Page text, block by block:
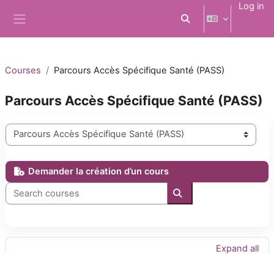
Toggle search input
Log in
Courses Parcours Accès Spécifique Santé (PASS)
Parcours Accès Spécifique Santé (PASS)
Course categories
Demander la création d’un cours
Search courses
Search courses
Expand all